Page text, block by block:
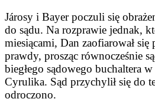
Járosy i Bayer poczuli się
do sądu. Na rozprawie jednak,
miesiącami, Dan zaofiaro­wał
praw­dy, prosząc równocześnie
biegłego sądowego bu­chaltera
Cyrulika. Sąd przychylił się do
odroczono.